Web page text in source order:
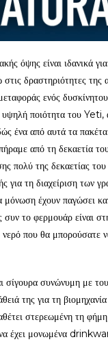
όψης είναι ιδανικά
δραστηριότητες
ενός
ποιότητα του Yeti,
ένα από αυτά τα
από τη δεκαετία
πολύ της δεκαετίας
για τη διαχείριση των
μόνωση έχουν παγώσει
συν το φερμουάρ είναι
που θα μπορούσατε
σίγουρα συνώνυμη με
της για τη
στερεωμένη τη
έχει μονωμένα